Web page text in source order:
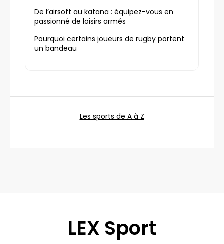
De l’airsoft au katana : équipez-vous en
passionné de loisirs armés
Pourquoi certains joueurs de rugby portent
un bandeau
Les sports de A à Z
LEX Sport